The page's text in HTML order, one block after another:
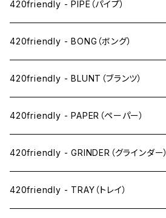
ペン下
ニコパフ系
ドライ系
ワックス系
420friendly - PIPE（パイプ）
420friendly - BONG（ボング）
420friendly - BLUNT（ブランツ）
420friendly - PAPER（ペーパー）
SW(シングルワイド）サイズ
1 1/4サイズ
420friendly - GRINDER（グラインダー）
420friendly - TRAY（トレイ）